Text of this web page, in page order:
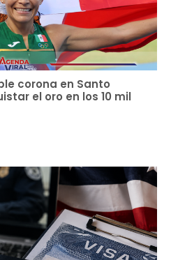
corona en Santo
el oro en los 10 mil